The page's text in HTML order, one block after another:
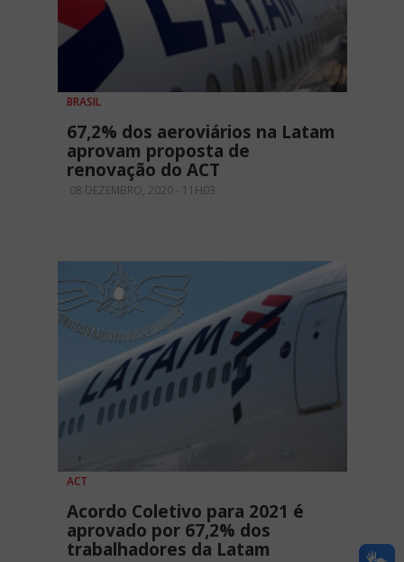
BRASIL
67,2% dos aeroviários na Latam
aprovam proposta de
renovação do ACT
08 DEZEMBRO, 2020 - 11H03
ACT
Acordo Coletivo para 2021 é
aprovado por 67,2% dos
trabalhadores da Latam